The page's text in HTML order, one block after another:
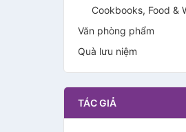
Cookbooks, Food &
Văn phòng phẩm
Quà lưu niệm
TÁC GIẢ